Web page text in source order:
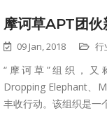
摩诃草APT团
09 Jan, 2018 行
“摩诃草”组织，又
Dropping Elephant、
丰收行动。该组织是一